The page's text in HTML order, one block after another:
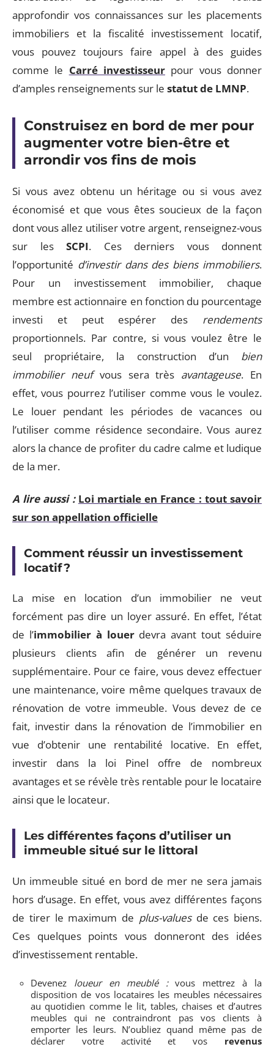
approfondir vos connaissances sur les placements
immobiliers et la fiscalité investissement locatif,
vous pouvez toujours faire appel à des guides
comme le Carré investisseur pour vous donner
d’amples renseignements sur le statut de LMNP.
Construisez en bord de mer pour
augmenter votre bien-être et
arrondir vos fins de mois
Si vous avez obtenu un héritage ou si vous avez
économisé et que vous êtes soucieux de la façon
dont vous allez utiliser votre argent, renseignez-vous
sur les SCPI. Ces derniers vous donnent
l’opportunité d’investir dans des biens immobiliers.
Pour un investissement immobilier, chaque
membre est actionnaire en fonction du pourcentage
investi et peut espérer des rendements
proportionnels. Par contre, si vous voulez être le
seul propriétaire, la construction d’un bien
immobilier neufvous sera très avantageuse. En
effet, vous pourrez l’utiliser comme vous le voulez.
Le louer pendant les périodes de vacances ou
l’utiliser comme résidence secondaire. Vous aurez
alors la chance de profiter du cadre calme et ludique
de la mer.
A lire aussi : Loi martiale en France : tout savoir
sur son appellation officielle
Comment réussir un investissement
locatif ?
La mise en location d’un immobilier ne veut
forcément pas dire un loyer assuré. En effet, l’état
de l’immobilier à louer devra avant tout séduire
plusieurs clients afin de générer un revenu
supplémentaire. Pour ce faire, vous devez effectuer
une maintenance, voire même quelques travaux de
rénovation de votre immeuble. Vous devez de ce
fait, investir dans la rénovation de l’immobilier en
vue d’obtenir une rentabilité locative. En effet,
investir dans la loi Pinel offre de nombreux
avantages et se révèle très rentable pour le locataire
ainsi que le locateur.
Les différentes façons d’utiliser un
immeuble situé sur le littoral
Un immeuble situé en bord de mer ne sera jamais
hors d’usage. En effet, vous avez différentes façons
de tirer le maximum de plus-valuesde ces biens.
Ces quelques points vous donneront des idées
d’investissement rentable.
Devenez loueur en meublé :vous mettrez à la
disposition de vos locataires les meubles nécessaires
au quotidien comme le lit, tables, chaises et d’autres
meubles qui ne contraindront pas vos clients à
emporter les leurs. N’oubliez quand même pas de
déclarer votre activité et vos revenus